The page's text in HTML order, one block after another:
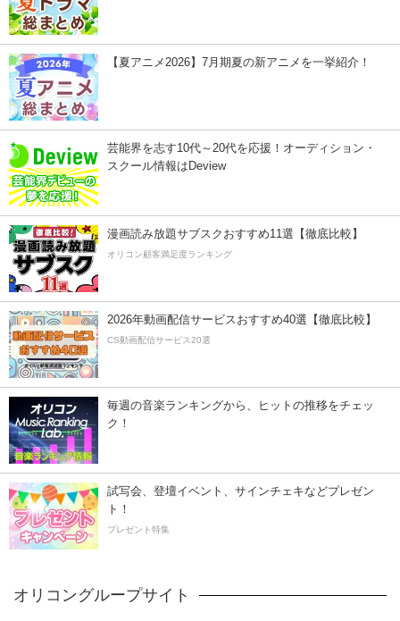
【夏アニメ2026】7月期夏の新アニメを一挙紹介！
芸能界を志す10代～20代を応援！オーディション・
スクール情報はDeview
漫画読み放題サブスクおすすめ11選【徹底比較】
オリコン顧客満足度ランキング
2026年動画配信サービスおすすめ40選【徹底比較】
CS動画配信サービス20選
毎週の音楽ランキングから、ヒットの推移をチェッ
ク！
試写会、登壇イベント、サインチェキなどプレゼン
ト！
プレゼント特集
オリコングループサイト